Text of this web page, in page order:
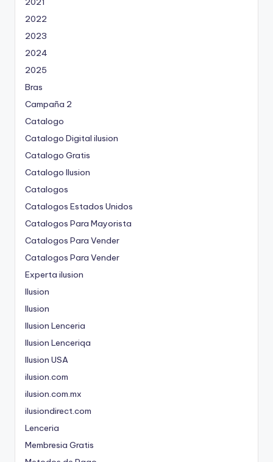
2022
2023
2024
2025
Bras
Campaña 2
Catalogo
Catalogo Digital ilusion
Catalogo Gratis
Catalogo Ilusion
Catalogos
Catalogos Estados Unidos
Catalogos Para Mayorista
Catalogos Para Vender
Catalogos Para Vender
Experta ilusion
Ilusion
Ilusion
Ilusion Lenceria
Ilusion Lenceriqa
Ilusion USA
ilusion.com
ilusion.com.mx
ilusiondirect.com
Lenceria
Membresia Gratis